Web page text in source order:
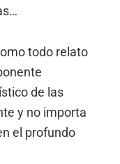
todo relato
de las
y no importa
el profundo